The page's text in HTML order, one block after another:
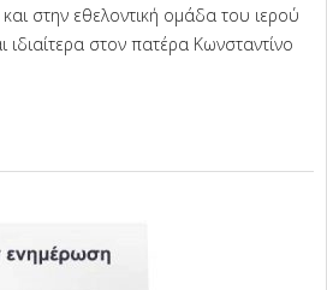
στην εθελοντική ομάδα του ιερού
ιδιαίτερα στον πατέρα Κωνσταντίνο